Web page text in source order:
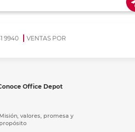
9940
VENTAS POR
Office Depot
Misión, valores, promesa y
propósito